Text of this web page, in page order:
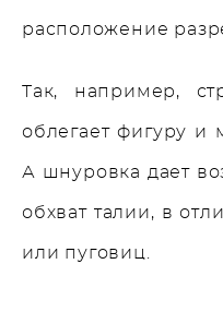
расположение
Так, например,
облегает фигуру и
А шнуровка дает
обхват талии, в
или пуговиц.